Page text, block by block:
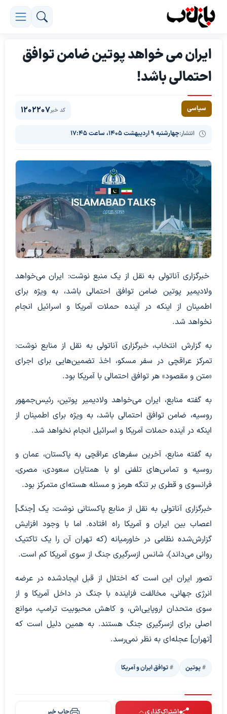
ایران می خواهد پوتین ضامن توافق
احتمالی باشد!
سیاسی
انتشار:چهارشنبه ۹ اردیبهشت ۱۴۰۵، ساعت ۱۷:۴۵
کد خبر1202207
خبرگزاری آناتولی به نقل از یک منبع نوشت: ایران می‌خواهد
ولادیمیر پوتین ضامن توافق احتمالی باشد، به ویژه برای
اطمینان از اینکه در آینده حملات آمریکا و اسرائیل انجام
نخواهد شد.
به گزارش انتخاب، خبرگزاری آناتولی به نقل از منابع نوشت:
تمرکز عراقچی در سفر مسکو، اخذ تضمین‌هایی برای اجرای
«متن و مقصود» هر توافق احتمالی با آمریکا بود.
به گفته منابع، ایران می‌خواهد ولادیمیر پوتین، رئیس‌جمهور
روسیه، ضامن توافق احتمالی باشد، به ویژه برای اطمینان از
اینکه در آینده حملات آمریکا و اسرائیل انجام نخواهد شد.
به گفته منابع، آخرین سفرهای عراقچی به پاکستان، عمان و
روسیه و تماس‌های تلفنی او با همتایان سعودی، مصری،
فرانسوی و قطری بر تنگه هرمز و مسئله هسته‌ای متمرکز بود.
خبرگزاری آناتولی به نقل از منابع پاکستانی نوشت: یک [جنگ]
اعصاب بین ایران و آمریکا راه افتاده. اما با وجود افزایش
گزارش‌شده نظامی در خاورمیانه (که تهران آن را یک تاکتیک
روانی می‌داند)، شانس ازسرگیری جنگ از سوی آمریکا کم است.
تصور ایران این است که اختلال از قبل ایجادشده در عرضه
انرژی جهانی، مخالفت فزاینده با جنگ در داخل آمریکا و از
سوی متحدان اروپایی‌اش، و کاهش محبوبیت ترامپ، موانع
اصلی برای ازسرگیری جنگ هستند. به همین دلیل است که
[تهران] عجله‌ای به نظر نمی‌رسد.
پوتین توافق ایران و آمریکا
اشتراک‌گذاری چاپ خبر